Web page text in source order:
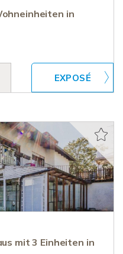
in
mit 3 Einheiten in